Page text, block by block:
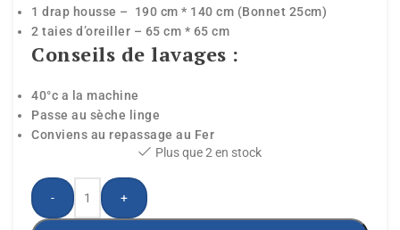
1 drap housse – 190 cm * 140 cm (Bonnet 25cm)
2 taies d’oreiller – 65 cm * 65 cm
Conseils de lavages :
40°c a la machine
Passe au sèche linge
Conviens au repassage au Fer
Plus que 2 en stock
- +